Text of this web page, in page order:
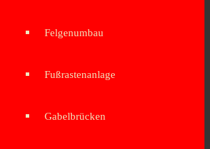
Felgenumbau
Fußrastenanlage
Gabelbrücken